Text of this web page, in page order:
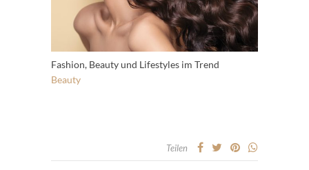
Fashion, Beauty und Lifestyles im Trend
Beauty
Teilen